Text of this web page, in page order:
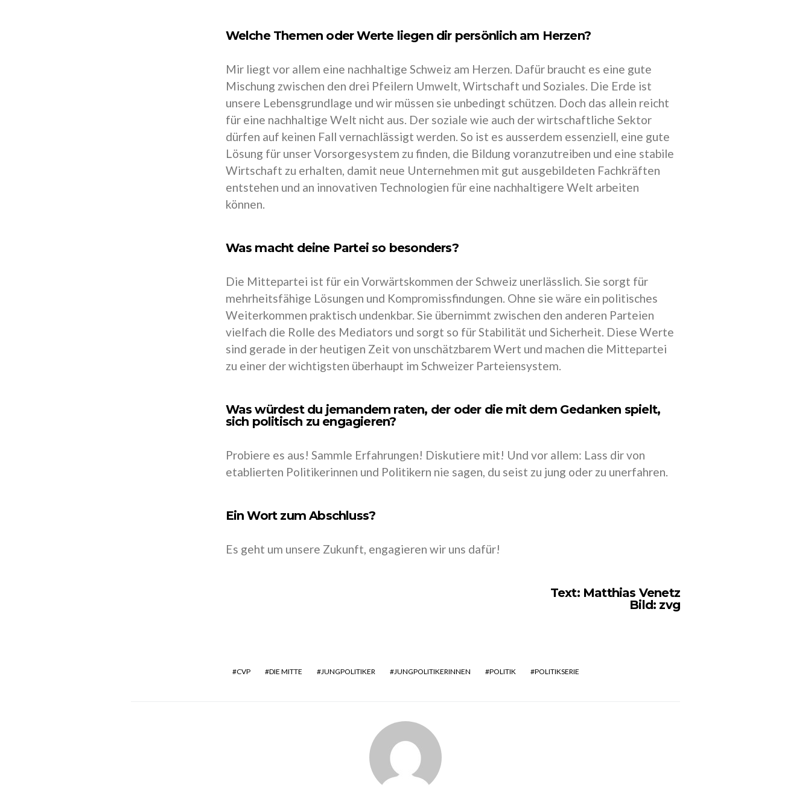
Welche Themen oder Werte liegen dir persönlich am Herzen?
Mir liegt vor allem eine nachhaltige Schweiz am Herzen. Dafür braucht es eine gute
Mischung zwischen den drei Pfeilern Umwelt, Wirtschaft und Soziales. Die Erde ist
unsere Lebensgrundlage und wir müssen sie unbedingt schützen. Doch das allein reicht
für eine nachhaltige Welt nicht aus. Der soziale wie auch der wirtschaftliche Sektor
dürfen auf keinen Fall vernachlässigt werden. So ist es ausserdem essenziell, eine gute
Lösung für unser Vorsorgesystem zu finden, die Bildung voranzutreiben und eine stabile
Wirtschaft zu erhalten, damit neue Unternehmen mit gut ausgebildeten Fachkräften
entstehen und an innovativen Technologien für eine nachhaltigere Welt arbeiten
können.
Was macht deine Partei so besonders?
Die Mittepartei ist für ein Vorwärtskommen der Schweiz unerlässlich. Sie sorgt für
mehrheitsfähige Lösungen und Kompromissfindungen. Ohne sie wäre ein politisches
Weiterkommen praktisch undenkbar. Sie übernimmt zwischen den anderen Parteien
vielfach die Rolle des Mediators und sorgt so für Stabilität und Sicherheit. Diese Werte
sind gerade in der heutigen Zeit von unschätzbarem Wert und machen die Mittepartei
zu einer der wichtigsten überhaupt im Schweizer Parteiensystem.
Was würdest du jemandem raten, der oder die mit dem Gedanken spielt,
sich politisch zu engagieren?
Probiere es aus! Sammle Erfahrungen! Diskutiere mit! Und vor allem: Lass dir von
etablierten Politikerinnen und Politikern nie sagen, du seist zu jung oder zu unerfahren.
Ein Wort zum Abschluss?
Es geht um unsere Zukunft, engagieren wir uns dafür!
Text: Matthias Venetz
Bild: zvg
CVP DIE MITTE JUNGPOLITIKER JUNGPOLITIKERINNEN POLITIK POLITIKSERIE